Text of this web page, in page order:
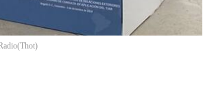
(Thot)